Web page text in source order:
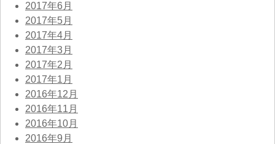
2017年6月
2017年5月
2017年4月
2017年3月
2017年2月
2017年1月
2016年12月
2016年11月
2016年10月
2016年9月